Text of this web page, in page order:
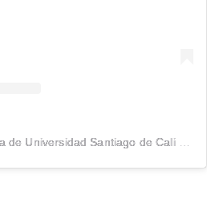
Una publicación compartida de Universidad Santiago de Cali (@usantiagodecali)